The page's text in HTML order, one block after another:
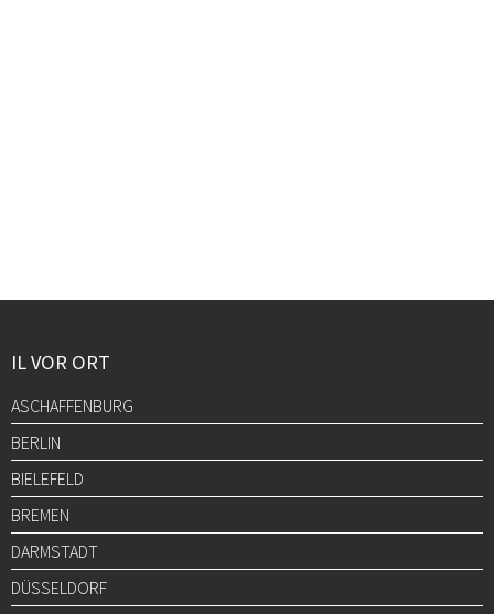
IL VOR ORT
ASCHAFFENBURG
BERLIN
BIELEFELD
BREMEN
DARMSTADT
DÜSSELDORF